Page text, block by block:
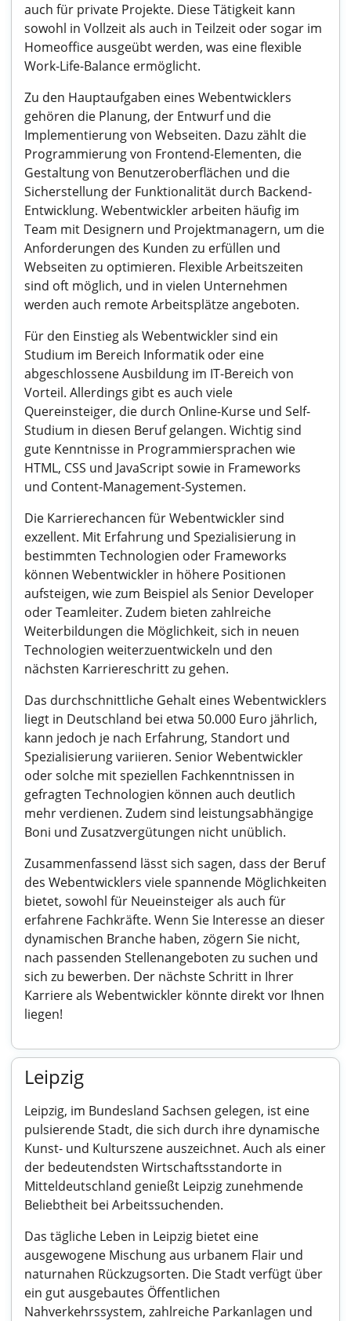
auch für private Projekte. Diese Tätigkeit kann
sowohl in Vollzeit als auch in Teilzeit oder sogar im
Homeoffice ausgeübt werden, was eine flexible
Work-Life-Balance ermöglicht.
Zu den Hauptaufgaben eines Webentwicklers
gehören die Planung, der Entwurf und die
Implementierung von Webseiten. Dazu zählt die
Programmierung von Frontend-Elementen, die
Gestaltung von Benutzeroberflächen und die
Sicherstellung der Funktionalität durch Backend-
Entwicklung. Webentwickler arbeiten häufig im
Team mit Designern und Projektmanagern, um die
Anforderungen des Kunden zu erfüllen und
Webseiten zu optimieren. Flexible Arbeitszeiten
sind oft möglich, und in vielen Unternehmen
werden auch remote Arbeitsplätze angeboten.
Für den Einstieg als Webentwickler sind ein
Studium im Bereich Informatik oder eine
abgeschlossene Ausbildung im IT-Bereich von
Vorteil. Allerdings gibt es auch viele
Quereinsteiger, die durch Online-Kurse und Self-
Studium in diesen Beruf gelangen. Wichtig sind
gute Kenntnisse in Programmiersprachen wie
HTML, CSS und JavaScript sowie in Frameworks
und Content-Management-Systemen.
Die Karrierechancen für Webentwickler sind
exzellent. Mit Erfahrung und Spezialisierung in
bestimmten Technologien oder Frameworks
können Webentwickler in höhere Positionen
aufsteigen, wie zum Beispiel als Senior Developer
oder Teamleiter. Zudem bieten zahlreiche
Weiterbildungen die Möglichkeit, sich in neuen
Technologien weiterzuentwickeln und den
nächsten Karriereschritt zu gehen.
Das durchschnittliche Gehalt eines Webentwicklers
liegt in Deutschland bei etwa 50.000 Euro jährlich,
kann jedoch je nach Erfahrung, Standort und
Spezialisierung variieren. Senior Webentwickler
oder solche mit speziellen Fachkenntnissen in
gefragten Technologien können auch deutlich
mehr verdienen. Zudem sind leistungsabhängige
Boni und Zusatzvergütungen nicht unüblich.
Zusammenfassend lässt sich sagen, dass der Beruf
des Webentwicklers viele spannende Möglichkeiten
bietet, sowohl für Neueinsteiger als auch für
erfahrene Fachkräfte. Wenn Sie Interesse an dieser
dynamischen Branche haben, zögern Sie nicht,
nach passenden Stellenangeboten zu suchen und
sich zu bewerben. Der nächste Schritt in Ihrer
Karriere als Webentwickler könnte direkt vor Ihnen
liegen!
Leipzig
Leipzig, im Bundesland Sachsen gelegen, ist eine
pulsierende Stadt, die sich durch ihre dynamische
Kunst- und Kulturszene auszeichnet. Auch als einer
der bedeutendsten Wirtschaftsstandorte in
Mitteldeutschland genießt Leipzig zunehmende
Beliebtheit bei Arbeitssuchenden.
Das tägliche Leben in Leipzig bietet eine
ausgewogene Mischung aus urbanem Flair und
naturnahen Rückzugsorten. Die Stadt verfügt über
ein gut ausgebautes Öffentlichen
Nahverkehrssystem, zahlreiche Parkanlagen und